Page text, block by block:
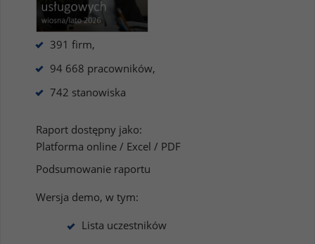
391 firm,
94 668 pracowników,
742 stanowiska
Raport dostępny jako:
Platforma online / Excel / PDF
Podsumowanie raportu
Wersja demo, w tym:
Lista uczestników